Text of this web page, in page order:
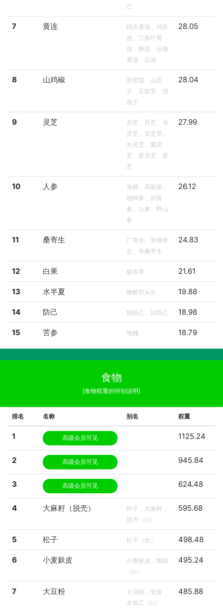
己
7 黄连
鸡爪黄连、鸡爪
连、三角叶黄
连、雅连、云南
黄连、云连
28.05
8 山鸡椒
荜澄茄、山苍
子、豆豉姜、澄
茄子
28.04
9 灵芝
赤芝、丹芝、赤
灵芝、灵芝草、
木灵芝、菌灵
芝、紫灵芝、紫
芝
27.99
10 人参
海腴、高丽参、
朝鲜参、别直
参、山参、野山
参
26.12
11 桑寄生
广寄生、苦楝寄
生、华桑寄生
24.83
12 白果 银杏果 21.61
13 水半夏 鞭檐犁头尖 19.88
14 防己 粉防己、汉防己 18.98
15 苦参 地槐 18.79
食物
[食物权重的特别说明]
排名 名称 别名 权重
1 高级会员可见 1125.24
2 高级会员可见 945.84
3 高级会员可见 624.48
4 大麻籽（脱壳）
种子，大麻籽，
脱壳（U）
595.68
5 松子 松子（生） 498.48
6 小麦麸皮
小麦麸皮，粗粮
（U）
495.24
7 大豆粉
大豆粉，全脂，
未加工（U）、
485.88